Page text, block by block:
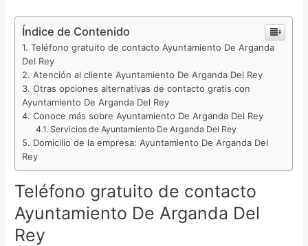
Índice de Contenido
Teléfono gratuito de contacto Ayuntamiento De Arganda
Del Rey
Atención al cliente Ayuntamiento De Arganda Del Rey
Otras opciones alternativas de contacto gratis con
Ayuntamiento De Arganda Del Rey
Conoce más sobre Ayuntamiento De Arganda Del Rey
Servicios de Ayuntamiento De Arganda Del Rey
Domicilio de la empresa: Ayuntamiento De Arganda Del
Rey
Teléfono gratuito de contacto
Ayuntamiento De Arganda Del
Rey